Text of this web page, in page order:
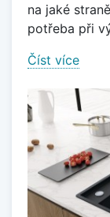
na jaké
potřeba při
Číst více